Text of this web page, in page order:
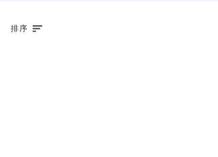
排序